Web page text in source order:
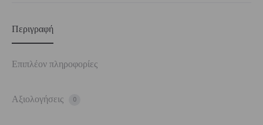
Περιγραφή
Επιπλέον πληροφορίες
Αξιολογήσεις 0